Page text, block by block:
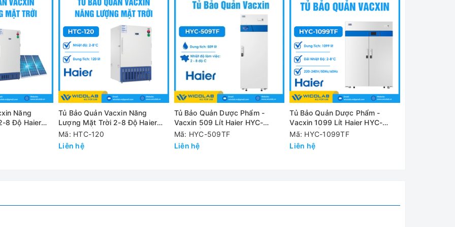
509 Lít Haier HYC-509T | Cửa Kính
thể
quy định Châu Âu
cách để phù hợp kích thước sản phẩm
rõ ràng
Năng
8 Độ Haier
Tủ Bảo Quản Vacxin Năng
Lượng Mặt Trời 2-8 Độ Haier
HTC-120 | 120 Lít
Mã: HTC-120
Liên hệ
Tủ Bảo Quản Dược Phẩm -
Vacxin 509 Lít Haier HYC-
509TF | Cửa Thép
Mã: HYC-509TF
Liên hệ
Tủ Bảo Quản Dược Phẩm -
Vacxin 1099 Lít Haier HYC-
1099TF | Cửa Thép
Mã: HYC-1099TF
Liên hệ